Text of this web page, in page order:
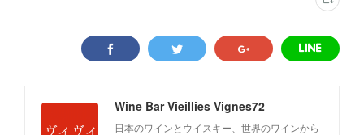
Wine Bar Vieillies Vignes72
日本のワインとウイスキー、世界のワインから